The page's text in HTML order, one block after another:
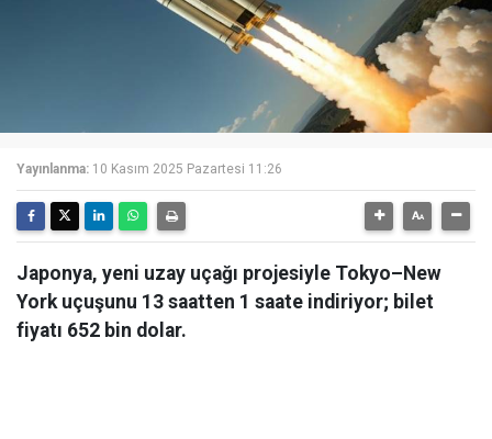
Yayınlanma: 10 Kasım 2025 Pazartesi 11:26
Japonya, yeni uzay uçağı projesiyle Tokyo–New
York uçuşunu 13 saatten 1 saate indiriyor; bilet
fiyatı 652 bin dolar.